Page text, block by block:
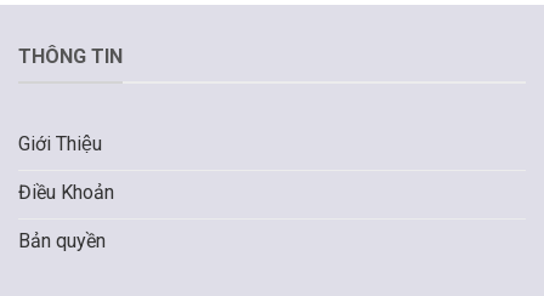
THÔNG TIN
Giới Thiệu
Điều Khoản
Bản quyền